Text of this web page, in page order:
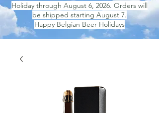
Holiday through August 6, 2026. Orders will
be shipped starting August 7.
Happy Belgian Beer Holidays